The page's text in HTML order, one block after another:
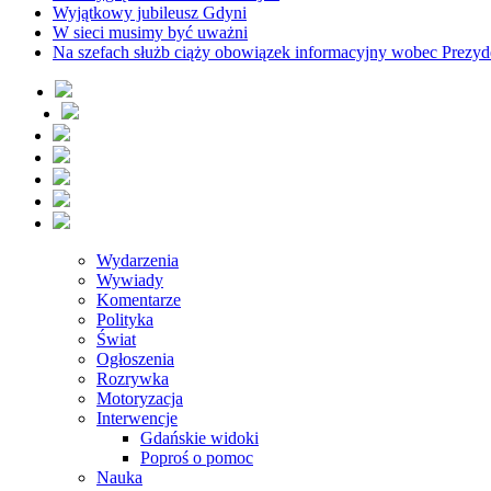
Wyjątkowy jubileusz Gdyni
W sieci musimy być uważni
Na szefach służb ciąży obowiązek informacyjny wobec
Wydarzenia
Wywiady
Komentarze
Polityka
Świat
Ogłoszenia
Rozrywka
Motoryzacja
Interwencje
Gdańskie widoki
Poproś o pomoc
Nauka